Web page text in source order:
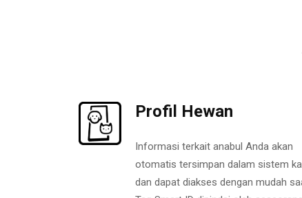
Profil Hewan
Informasi terkait anabul Anda akan
otomatis tersimpan dalam sistem
dan dapat diakses dengan mudah